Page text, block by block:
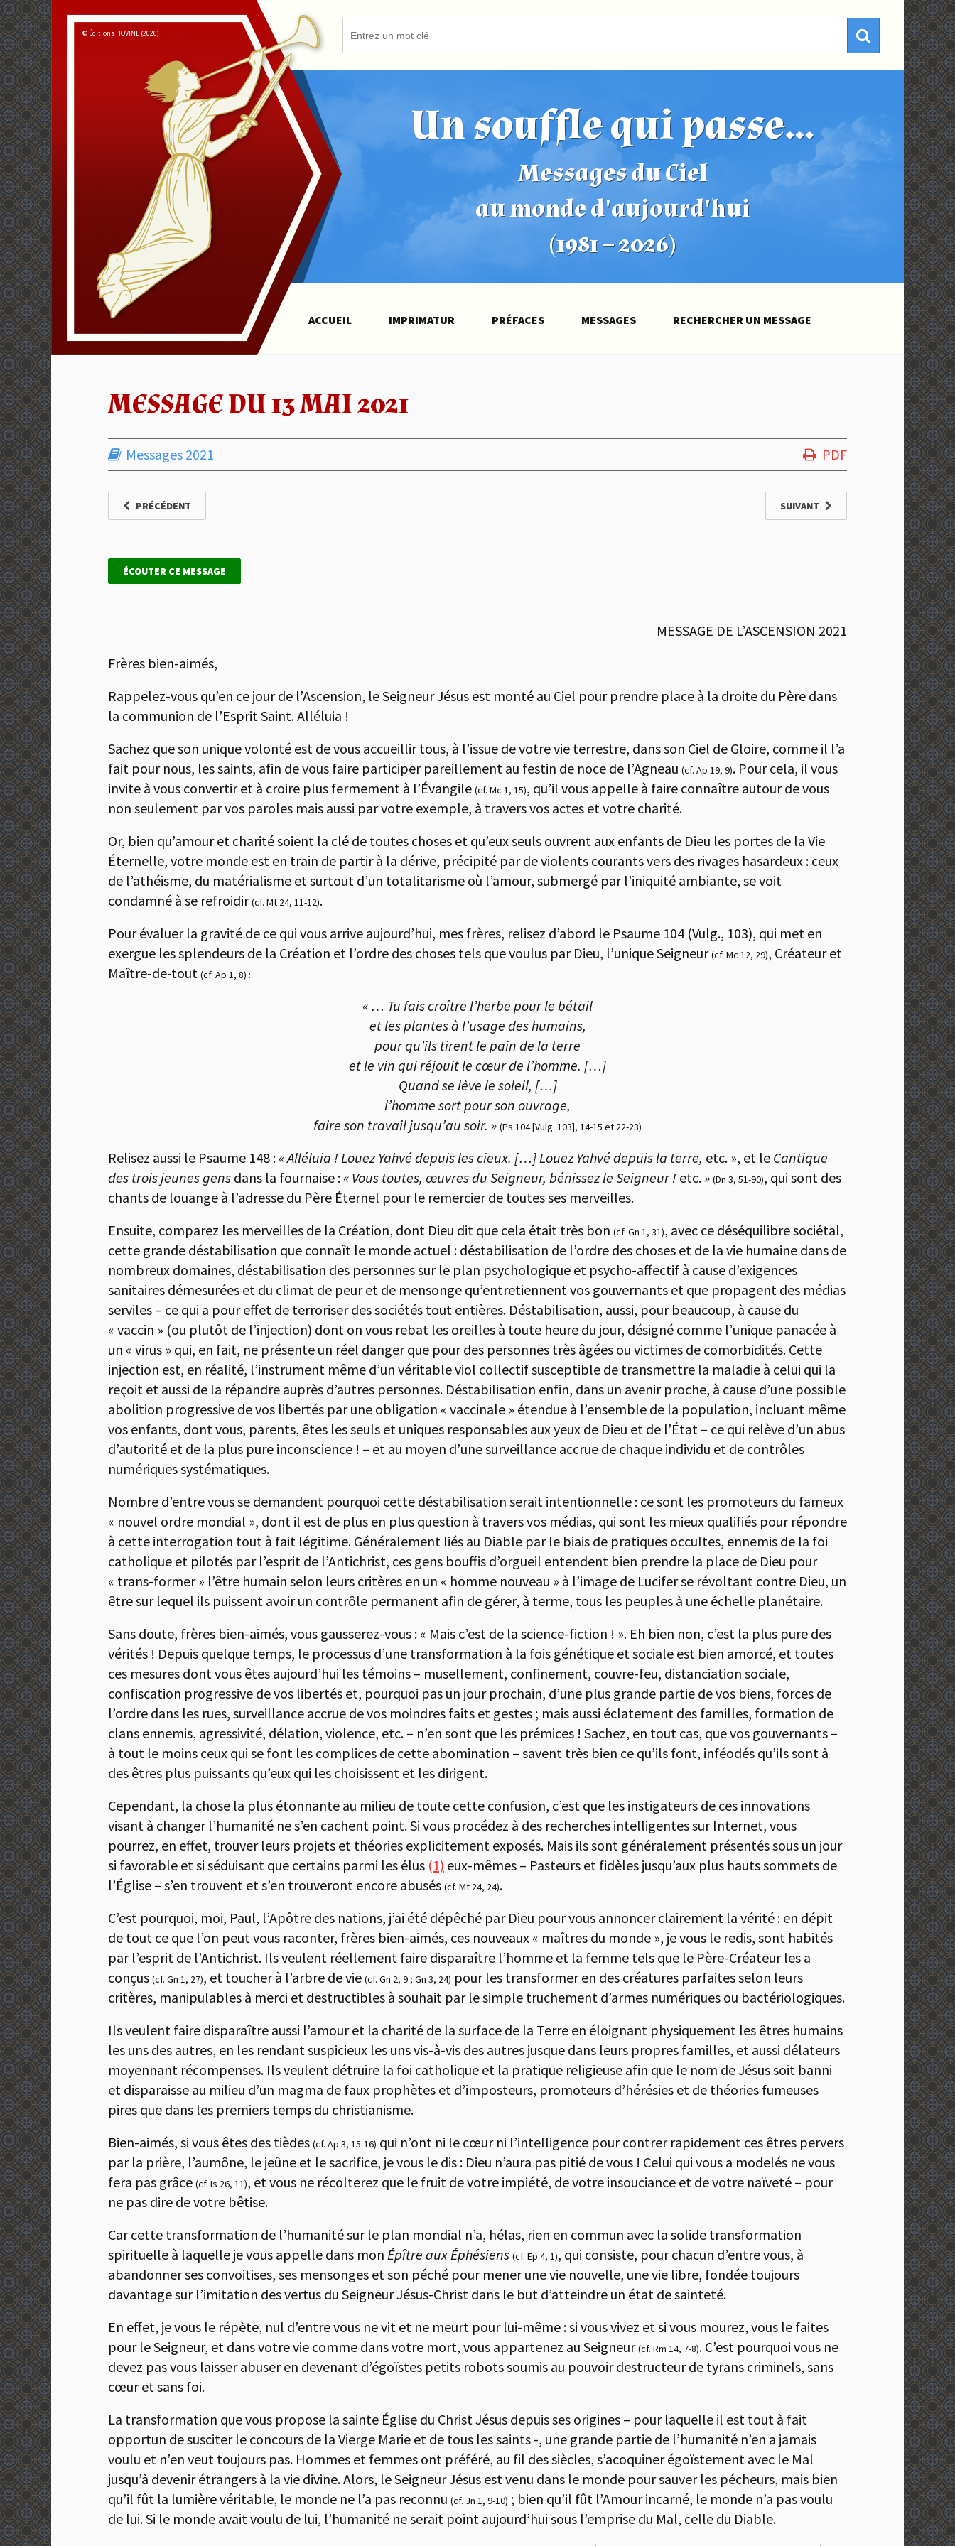
Un souffle qui passe...
Messages du Ciel
au monde d'aujourd'hui
(1981 – 2026)
© Éditions HOVINE (2026)
ACCUEIL IMPRIMATUR PRÉFACES MESSAGES RECHERCHER UN MESSAGE
MESSAGE DU 13 MAI 2021
Messages 2021 PDF
PRÉCÉDENT SUIVANT
ÉCOUTER CE MESSAGE
MESSAGE DE L’ASCENSION 2021
Frères bien-aimés,
Rappelez-vous qu’en ce jour de l’Ascension, le Seigneur Jésus est monté au Ciel pour prendre place à la droite du Père dans
la communion de l’Esprit Saint. Alléluia !
Sachez que son unique volonté est de vous accueillir tous, à l’issue de votre vie terrestre, dans son Ciel de Gloire, comme il l’a
fait pour nous, les saints, afin de vous faire participer pareillement au festin de noce de l’Agneau (cf. Ap 19, 9). Pour cela, il vous
invite à vous convertir et à croire plus fermement à l’Évangile (cf. Mc 1, 15), qu’il vous appelle à faire connaître autour de vous
non seulement par vos paroles mais aussi par votre exemple, à travers vos actes et votre charité.
Or, bien qu’amour et charité soient la clé de toutes choses et qu’eux seuls ouvrent aux enfants de Dieu les portes de la Vie
Éternelle, votre monde est en train de partir à la dérive, précipité par de violents courants vers des rivages hasardeux : ceux
de l’athéisme, du matérialisme et surtout d’un totalitarisme où l’amour, submergé par l’iniquité ambiante, se voit
condamné à se refroidir(cf. Mt 24, 11-12).
Pour évaluer la gravité de ce qui vous arrive aujourd’hui, mes frères, relisez d’abord le Psaume 104 (Vulg., 103), qui met en
exergue les splendeurs de la Création et l’ordre des choses tels que voulus par Dieu, l’unique Seigneur(cf. Mc 12, 29), Créateur et
Maître-de-tout (cf. Ap 1, 8) :
« … Tu fais croître l’herbe pour le bétail
et les plantes à l’usage des humains,
pour qu’ils tirent le pain de la terre
et le vin qui réjouit le cœur de l’homme. […]
Quand se lève le soleil, […]
l’homme sort pour son ouvrage,
faire son travail jusqu’au soir. » (Ps 104 [Vulg. 103], 14-15 et 22-23)
Relisez aussi le Psaume 148 :« Alléluia ! Louez Yahvé depuis les cieux. […] Louez Yahvé depuis la terre, etc. », et le Cantique
des trois jeunes gens dans la fournaise :« Vous toutes, œuvres du Seigneur, bénissez le Seigneur ! etc.» (Dn 3, 51-90), qui sont des
chants de louange à l’adresse du Père Éternel pour le remercier de toutes ses merveilles.
Ensuite, comparez les merveilles de la Création, dont Dieu dit que cela était très bon (cf. Gn 1, 31), avec ce déséquilibre sociétal,
cette grande déstabilisation que connaît le monde actuel : déstabilisation de l’ordre des choses et de la vie humaine dans de
nombreux domaines, déstabilisation des personnes sur le plan psychologique et psycho-affectif à cause d’exigences
sanitaires démesurées et du climat de peur et de mensonge qu’entretiennent vos gouvernants et que propagent des médias
serviles – ce qui a pour effet de terroriser des sociétés tout entières. Déstabilisation, aussi, pour beaucoup, à cause du
« vaccin » (ou plutôt de l’injection) dont on vous rebat les oreilles à toute heure du jour, désigné comme l’unique panacée à
un « virus » qui, en fait, ne présente un réel danger que pour des personnes très âgées ou victimes de comorbidités. Cette
injection est, en réalité, l’instrument même d’un véritable viol collectif susceptible de transmettre la maladie à celui qui la
reçoit et aussi de la répandre auprès d’autres personnes. Déstabilisation enfin, dans un avenir proche, à cause d’une possible
abolition progressive de vos libertés par une obligation « vaccinale » étendue à l’ensemble de la population, incluant même
vos enfants, dont vous, parents, êtes les seuls et uniques responsables aux yeux de Dieu et de l’État – ce qui relève d’un abus
d’autorité et de la plus pure inconscience ! – et au moyen d’une surveillance accrue de chaque individu et de contrôles
numériques systématiques.
Nombre d’entre vous se demandent pourquoi cette déstabilisation serait intentionnelle : ce sont les promoteurs du fameux
« nouvel ordre mondial », dont il est de plus en plus question à travers vos médias, qui sont les mieux qualifiés pour répondre
à cette interrogation tout à fait légitime. Généralement liés au Diable par le biais de pratiques occultes, ennemis de la foi
catholique et pilotés par l’esprit de l’Antichrist, ces gens bouffis d’orgueil entendent bien prendre la place de Dieu pour
« trans-former » l’être humain selon leurs critères en un « homme nouveau » à l’image de Lucifer se révoltant contre Dieu, un
être sur lequel ils puissent avoir un contrôle permanent afin de gérer, à terme, tous les peuples à une échelle planétaire.
Sans doute, frères bien-aimés, vous gausserez-vous : « Mais c’est de la science-fiction ! ». Eh bien non, c’est la plus pure des
vérités ! Depuis quelque temps, le processus d’une transformation à la fois génétique et sociale est bien amorcé, et toutes
ces mesures dont vous êtes aujourd’hui les témoins – musellement, confinement, couvre-feu, distanciation sociale,
confiscation progressive de vos libertés et, pourquoi pas un jour prochain, d’une plus grande partie de vos biens, forces de
l’ordre dans les rues, surveillance accrue de vos moindres faits et gestes ; mais aussi éclatement des familles, formation de
clans ennemis, agressivité, délation, violence, etc. – n’en sont que les prémices ! Sachez, en tout cas, que vos gouvernants –
à tout le moins ceux qui se font les complices de cette abomination – savent très bien ce qu’ils font, inféodés qu’ils sont à
des êtres plus puissants qu’eux qui les choisissent et les dirigent.
Cependant, la chose la plus étonnante au milieu de toute cette confusion, c’est que les instigateurs de ces innovations
visant à changer l’humanité ne s’en cachent point. Si vous procédez à des recherches intelligentes sur Internet, vous
pourrez, en effet, trouver leurs projets et théories explicitement exposés. Mais ils sont généralement présentés sous un jour
si favorable et si séduisant que certains parmi les élus (1) eux-mêmes – Pasteurs et fidèles jusqu’aux plus hauts sommets de
l’Église – s’en trouvent et s’en trouveront encore abusés (cf. Mt 24, 24).
C’est pourquoi, moi, Paul, l’Apôtre des nations, j’ai été dépêché par Dieu pour vous annoncer clairement la vérité : en dépit
de tout ce que l’on peut vous raconter, frères bien-aimés, ces nouveaux « maîtres du monde », je vous le redis, sont habités
par l’esprit de l’Antichrist. Ils veulent réellement faire disparaître l’homme et la femme tels que le Père-Créateur les a
conçus (cf. Gn 1, 27), et toucher à l’arbre de vie (cf. Gn 2, 9 ; Gn 3, 24) pour les transformer en des créatures parfaites selon leurs
critères, manipulables à merci et destructibles à souhait par le simple truchement d’armes numériques ou bactériologiques.
Ils veulent faire disparaître aussi l’amour et la charité de la surface de la Terre en éloignant physiquement les êtres humains
les uns des autres, en les rendant suspicieux les uns vis-à-vis des autres jusque dans leurs propres familles, et aussi délateurs
moyennant récompenses. Ils veulent détruire la foi catholique et la pratique religieuse afin que le nom de Jésus soit banni
et disparaisse au milieu d’un magma de faux prophètes et d’imposteurs, promoteurs d’hérésies et de théories fumeuses
pires que dans les premiers temps du christianisme.
Bien-aimés, si vous êtes des tièdes (cf. Ap 3, 15-16) qui n’ont ni le cœur ni l’intelligence pour contrer rapidement ces êtres pervers
par la prière, l’aumône, le jeûne et le sacrifice, je vous le dis : Dieu n’aura pas pitié de vous ! Celui qui vous a modelés ne vous
fera pas grâce (cf. Is 26, 11), et vous ne récolterez que le fruit de votre impiété, de votre insouciance et de votre naïveté – pour
ne pas dire de votre bêtise.
Car cette transformation de l’humanité sur le plan mondial n’a, hélas, rien en commun avec la solide transformation
spirituelle à laquelle je vous appelle dans mon Épître auxÉphésiens (cf. Ep 4, 1), qui consiste, pour chacun d’entre vous, à
abandonner ses convoitises, ses mensonges et son péché pour mener une vie nouvelle, une vie libre, fondée toujours
davantage sur l’imitation des vertus du Seigneur Jésus-Christ dans le but d’atteindre un état de sainteté.
En effet, je vous le répète, nul d’entre vous ne vit et ne meurt pour lui-même : si vous vivez et si vous mourez, vous le faites
pour le Seigneur, et dans votre vie comme dans votre mort, vous appartenez au Seigneur(cf. Rm 14, 7-8). C’est pourquoi vous ne
devez pas vous laisser abuser en devenant d’égoïstes petits robots soumis au pouvoir destructeur de tyrans criminels, sans
cœur et sans foi.
La transformation que vous propose la sainte Église du Christ Jésus depuis ses origines – pour laquelle il est tout à fait
opportun de susciter le concours de la Vierge Marie et de tous les saints -, une grande partie de l’humanité n’en a jamais
voulu et n’en veut toujours pas. Hommes et femmes ont préféré, au fil des siècles, s’acoquiner égoïstement avec le Mal
jusqu’à devenir étrangers à la vie divine. Alors, le Seigneur Jésus est venu dans le monde pour sauver les pécheurs, mais bien
qu’il fût la lumière véritable, le monde ne l’a pas reconnu (cf. Jn 1, 9-10) ; bien qu’il fût l’Amour incarné, le monde n’a pas voulu
de lui. Si le monde avait voulu de lui, l’humanité ne serait point aujourd’hui sous l’emprise du Mal, celle du Diable.